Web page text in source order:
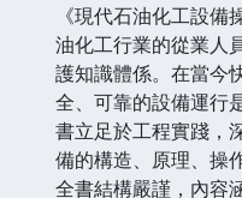
《現代石油化工設
油化工行業的從業人
護知識體係。在當今
全、可靠的設備運行
書立足於工程實踐，
備的構造、原理、操
全書結構嚴謹，內容